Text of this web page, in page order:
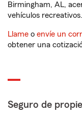
Birmingham, AL,
vehículos recreativos.
Llame o envíe un
obtener una
Seguro de